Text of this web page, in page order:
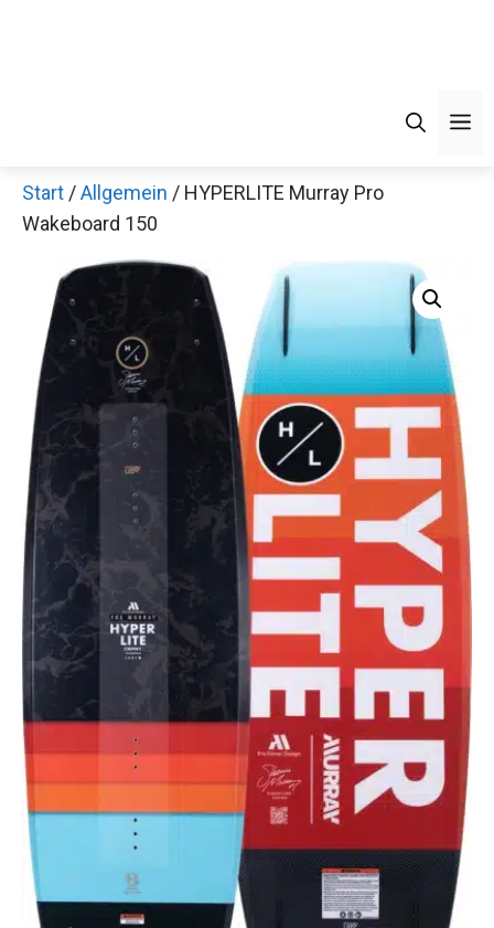
Start /Allgemein / HYPERLITE Murray Pro
Wakeboard 150